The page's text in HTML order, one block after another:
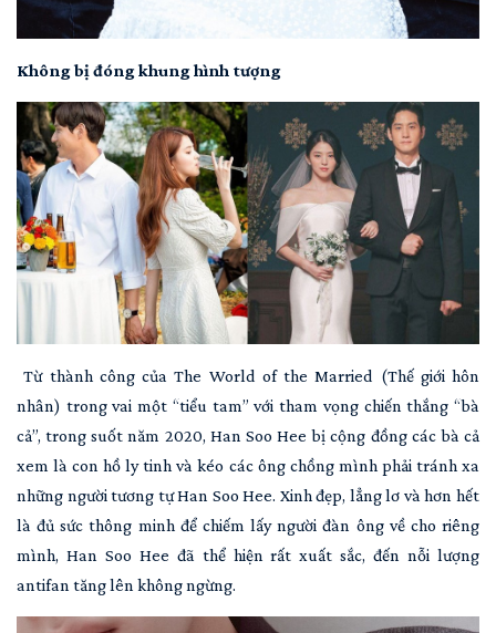
Không bị đóng khung hình tượng
Từ thành công của The World of the Married (Thế giới hôn
nhân) trong vai một “tiểu tam” với tham vọng chiến thắng “bà
cả”, trong suốt năm 2020, Han Soo Hee bị cộng đồng các bà cả
xem là con hồ ly tinh và kéo các ông chồng mình phải tránh xa
những người tương tự Han Soo Hee. Xinh đẹp, lẳng lơ và hơn hết
là đủ sức thông minh để chiếm lấy người đàn ông về cho riêng
mình, Han Soo Hee đã thể hiện rất xuất sắc, đến nỗi lượng
antifan tăng lên không ngừng.